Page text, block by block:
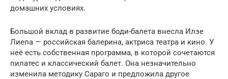
домашних условиях.
Большой вклад в развитие боди-балета внесла Илзе
Лиепа — российская балерина, актриса театра и кино. У
неё есть собственная программа, в которой сочетаются
пилатес и классический балет. Она незначительно
изменила методику Сараго и предложила другое